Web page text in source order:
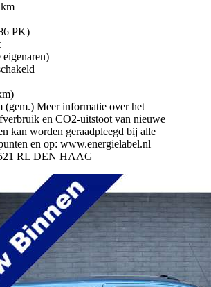
PK)
(gem.) Meer informatie over het
en CO2-uitstoot van nieuwe
kan worden geraadpleegd bij alle
en op: www.energielabel.nl
RL DEN HAAG